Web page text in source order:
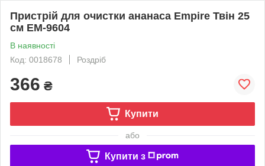
Пристрій для очистки ананаса Empire Твін 25
см ЕМ-9604
В наявності
Код: 0018678
Роздріб
366 ₴
Купити
або
Купити з